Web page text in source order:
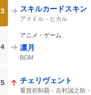
3 スキルカードスキン
アイドル ヒカル
4
アニメ・ゲーム
凛月
BGM
5 チェリヴェント
重賞初制覇 吉村誠之助